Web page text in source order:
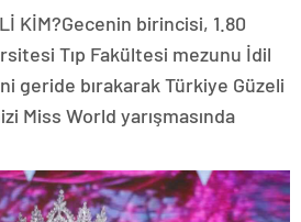
KİM?Gecenin birincisi, 1.80
Tıp Fakültesi mezunu İdil
geride bırakarak Türkiye Güzeli
Miss World yarışmasında